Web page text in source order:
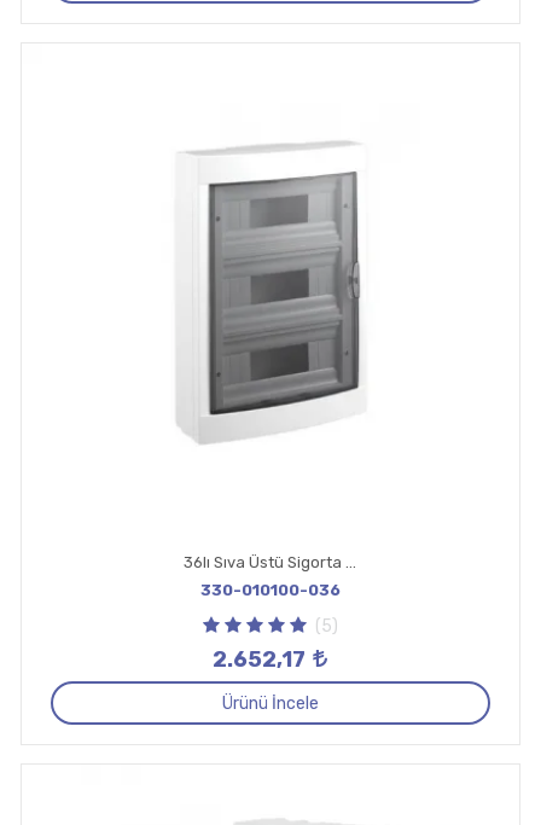
36lı Sıva Üstü Sigorta Kutusu
330-010100-036
(5)
2.652,17
Ürünü İncele